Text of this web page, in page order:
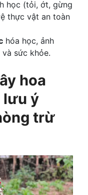
học (tỏi, ớt, gừng
thực vật an toàn
hóa học, ảnh
sức khỏe.
hoa
lưu ý
trừ